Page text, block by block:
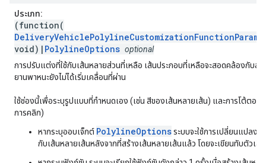
ประเภท:
(function(
DeliveryVehiclePolylineCustomizationFunctionParams
void)| PolylineOptions optional
การปรับแต่งที่ใช้กับเส้นหลายส่วนที่เหลือ เส้นประกอบที่เหลือจะสอดคล้องกับส่
ยานพาหนะยังไม่ได้เริ่มเคลื่อนที่ผ่าน
ใช้ช่องนี้เพื่อระบุรูปแบบที่กำหนดเอง (เช่น สีของเส้นหลายเส้น) และการโต้ตอบ
การคลิก)
หากระบุออบเจ็กต์ PolylineOptionsระบบจะใช้การเปลี่ยนแปลงที่
กับเส้นหลายเส้นหลังจากที่สร้างเส้นหลายเส้นแล้ว โดยจะเขียนทับตัวเลื